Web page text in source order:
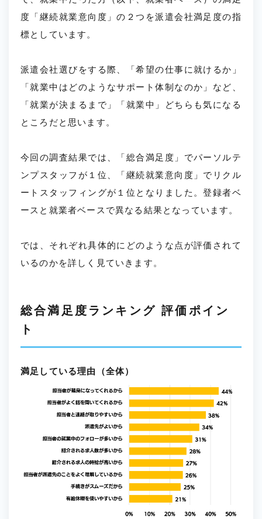
度「継続就業意向度」の２つを派遣会社満足度の指
標としています。
派遣会社選びをする際、「希望の仕事に就けるか」
「就業中はどのようなサポート体制なのか」など、
「就業が決まるまで」「就業中」どちらも気になる
ところだと思います。
今回の調査結果では、「総合満足度」でパーソルテ
ンプスタッフが１位、「継続就業意向度」でリクル
ートスタッフィングが１位となりました。登録者ベ
ースと就業者ベースで異なる結果となっています。
では、それぞれ具体的にどのような点が評価されて
いるのかを詳しく見ていきます。
総合満足度ランキング 評価ポイン
ト
満足している理由（全体）